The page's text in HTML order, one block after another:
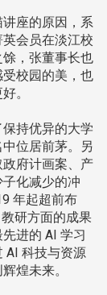
座的原因，系
会员在淡江校
，张董事长也
校园的美，也
。
持优异的大学
位居前茅。另
府计画案、产
化减少的冲
年起超前布
研方面的成果
进的 AI 学习
AI 科技与资源
煌未来。